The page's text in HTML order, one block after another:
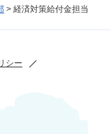
> 経済対策給付金担当
シー